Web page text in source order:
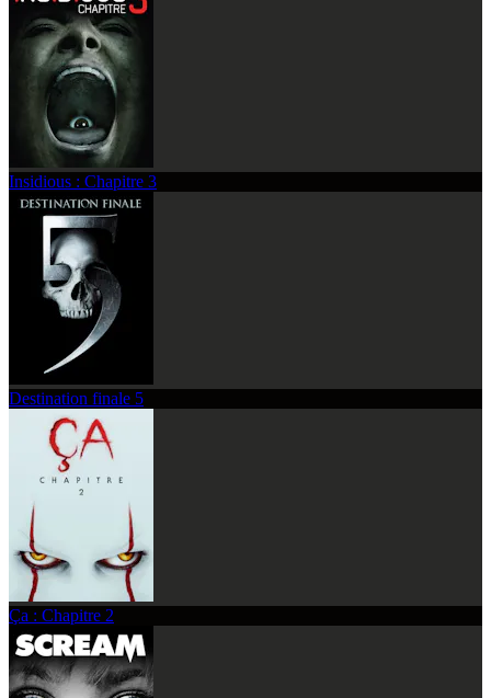
Insidious : Chapitre 3
Destination finale 5
Ça : Chapitre 2